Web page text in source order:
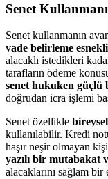
Senet
Senet kullanmanın
vade belirleme
alacaklı istedikleri
tarafların ödeme
senet hukuken güçlü
doğrudan icra işlemi
Senet özellikle
kullanılabilir. Kredi
haşır neşir olmayan
yazılı bir mutabakat
alacaklarını sağlam bir